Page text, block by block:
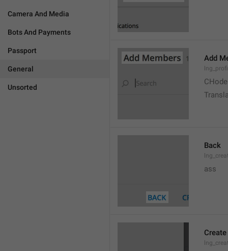
Camera And Media
Bots And Payments
Passport
General
Unsorted
Add
Back
ass
Create